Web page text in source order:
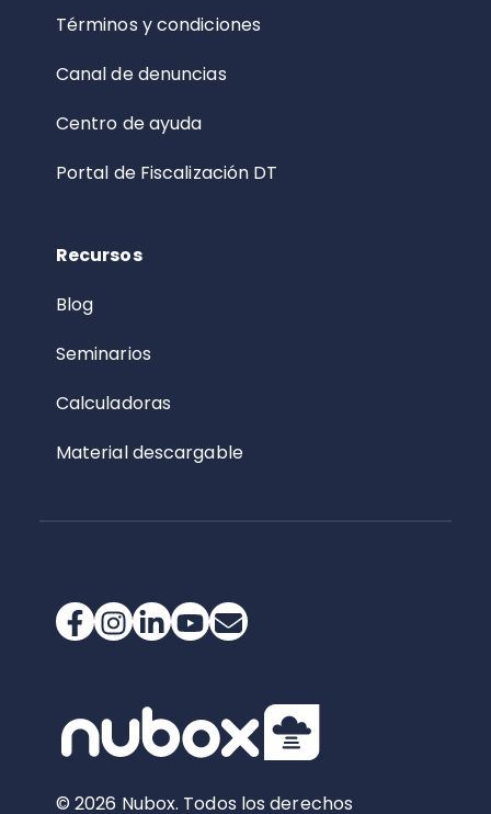
Términos y condiciones
Canal de denuncias
Centro de ayuda
Portal de Fiscalización DT
Recursos
Blog
Seminarios
Calculadoras
Material descargable
© 2026 Nubox. Todos los derechos